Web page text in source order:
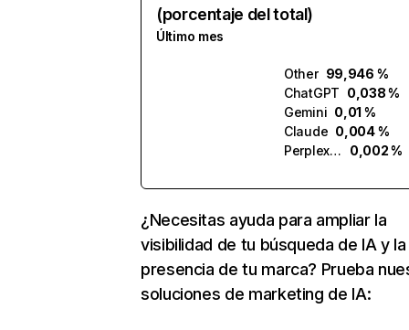
(porcentaje del total)
Último mes
Other 99,946 %
ChatGPT 0,038 %
Gemini 0,01 %
Claude 0,004 %
Perplexity
0,002 %
¿Necesitas ayuda para ampliar la
visibilidad de tu búsqueda de IA y la
presencia de tu marca? Prueba
soluciones de marketing de IA: